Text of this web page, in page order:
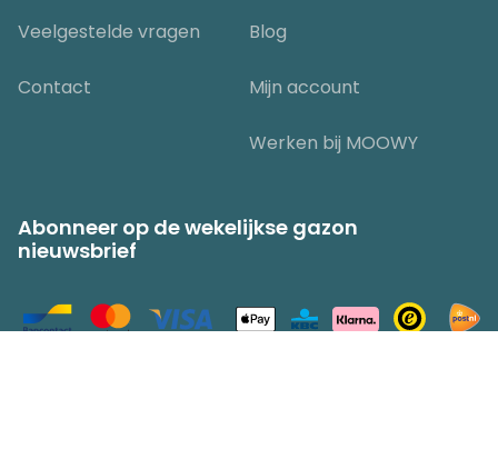
Veelgestelde vragen
Contact
Blog
Mijn account
Werken bij MOOWY
Abonneer op de wekelijkse gazon
nieuwsbrief